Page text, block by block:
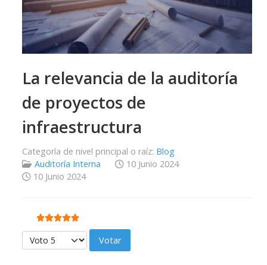
La relevancia de la auditoría
de proyectos de
infraestructura
Categoría de nivel principal o raíz: Blog
Auditoría Interna
10 Junio 2024
10 Junio 2024
Ratio:5/5
Por favor, vote